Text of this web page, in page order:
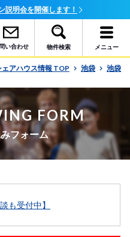
説明会を開催します！
い合わせ 物件検索 メニュー
アハウス情報 TOP 池袋
池袋
FORM
フォーム
も受付中】